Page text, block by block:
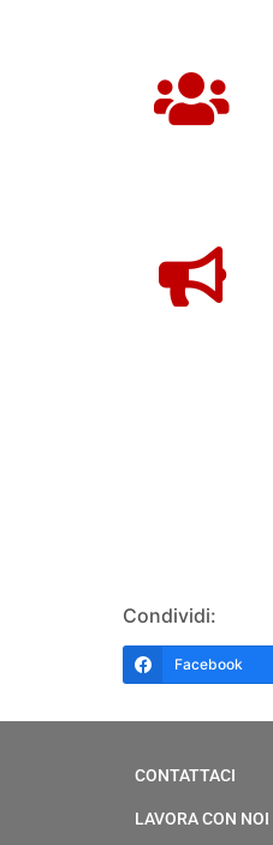
Condividi:
Facebook
CONTATTACI
LAVORA CON NOI